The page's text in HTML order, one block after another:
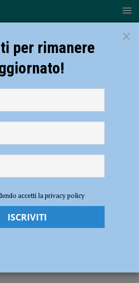
a disposizione i fondi per le strade
(Lega): “La Regione
×
per rimanere
accetti la privacy policy